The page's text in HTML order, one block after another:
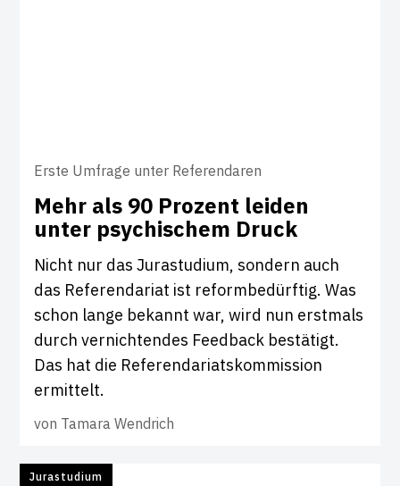
Erste Umfrage unter Referendaren
Mehr als 90 Pro­zent leiden
unter psy­chi­schem Druck
Nicht nur das Jurastudium, sondern auch
das Referendariat ist reformbedürftig. Was
schon lange bekannt war, wird nun erstmals
durch vernichtendes Feedback bestätigt.
Das hat die Referendariatskommission
ermittelt.
von Tamara Wendrich
Jurastudium